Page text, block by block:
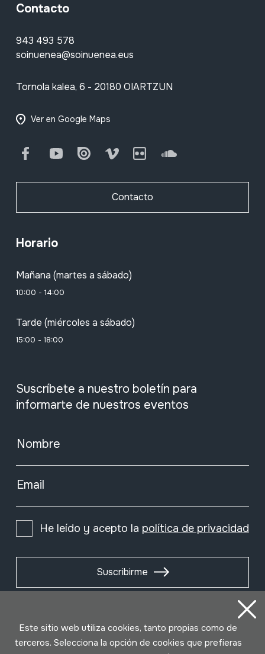
Contacto
943 493 578
soinuenea@soinuenea.eus
Tornola kalea, 6 - 20180 OIARTZUN
Ver en Google Maps
FacebookYoutube Issuu Vimeo Flickr SoundCloud
Contacto
Horario
Mañana (martes a sábado)
10:00 - 14:00
Tarde (miércoles a sábado)
15:00 - 18:00
Suscríbete a nuestro boletín para
informarte de nuestros eventos
Nombre
Email
He leído y acepto la política de privacidad
Suscribirme
Este sitio web utiliza cookies, tanto propias como de
terceros. Selecciona la opción de cookies que prefieras